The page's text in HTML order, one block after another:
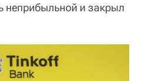
неприбыльной и закрыл